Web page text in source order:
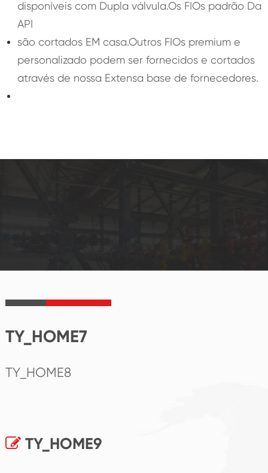
disponíveis com Dupla válvula.Os FIOs padrão Da
API
são cortados EM casa.Outros FIOs premium e
personalizado podem ser fornecidos e cortados
através de nossa Extensa base de fornecedores.
TY_HOME7
TY_HOME8
TY_HOME9